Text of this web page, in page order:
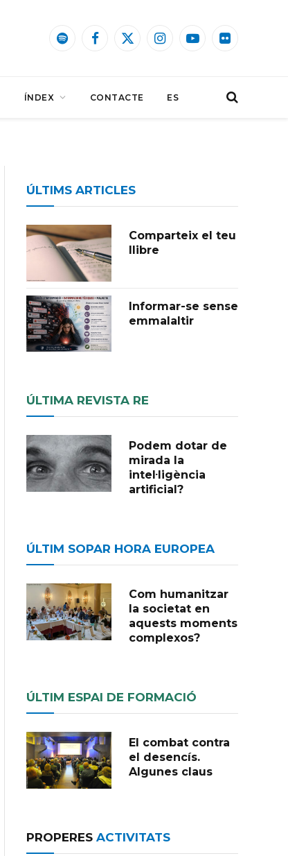
SpotifyFacebook
X
InstagramYouTubeFlickr
ÍNDEX CONTACTE ES
ÚLTIMS ARTICLES
Comparteix el teu
llibre
Informar-se sense
emmalaltir
ÚLTIMA REVISTA RE
Podem dotar de
mirada la
intel·ligència
artificial?
ÚLTIM SOPAR HORA EUROPEA
Com humanitzar
la societat en
aquests moments
complexos?
ÚLTIM ESPAI DE FORMACIÓ
El combat contra
el desencís.
Algunes claus
PROPERESACTIVITATS